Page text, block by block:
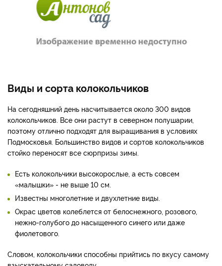
Виды и сорта колокольчиков
На сегодняшний день насчитывается около 300 видов
колокольчиков. Все они растут в северном полушарии,
поэтому отлично подходят для выращивания в условиях
Подмосковья. Большинство видов и сортов колокольчиков
стойко переносят все сюрпризы зимы.
Есть колокольчики высокорослые, а есть совсем
«малышки» - не выше 10 см.
Известны многолетние и двухлетние виды.
Окрас цветов колеблется от белоснежного, розового,
нежно-голубого до насыщенного синего или даже
фиолетового.
Словом, колокольчики способны прийтись по вкусу самому